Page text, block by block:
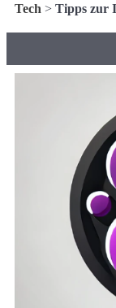
Tech > Tipps zur